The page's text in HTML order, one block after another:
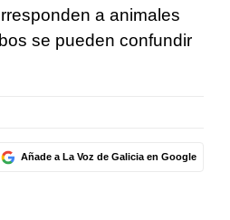
a animales
se pueden confundir
Añade a La Voz de Galicia en Google